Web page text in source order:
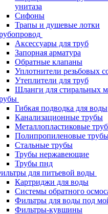
унитаза
Сифоны
Трапы и душевые лотки
Аксессуары для труб
Запорная арматура
Обратные клапаны
Уплотнители резьбовых
Утеплители для труб
Шланги для стиральных
Гибкая подводка для воды
Канализационные трубы
Металлопластиковые
Полипропиленовые
Стальные трубы
Трубы нержавеющие
Трубы пнд
для питьевой воды
Картриджи для воды
Системы обратного
Фильтры для воды под
Фильтры-кувшины